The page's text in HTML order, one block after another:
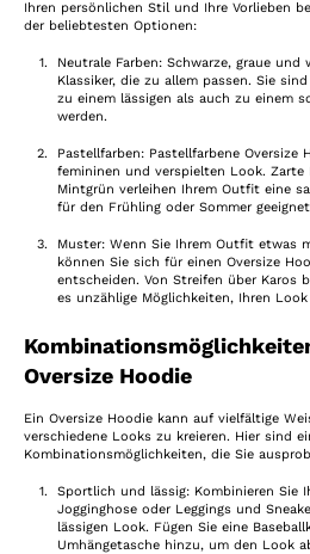
Ihren persönlichen Stil und Ihre Vorlieben
der beliebtesten Optionen:
Neutrale Farben: Schwarze, graue
Klassiker, die zu allem passen. Sie
zu einem lässigen als auch zu einem
werden.
Pastellfarben: Pastellfarbene Oversize
femininen und verspielten Look. Zarte
Mintgrün verleihen Ihrem Outfit eine
für den Frühling oder Sommer
Muster: Wenn Sie Ihrem Outfit etwas
können Sie sich für einen Oversize
entscheiden. Von Streifen über Karos
es unzählige Möglichkeiten, Ihren
Oversize Hoodie
Ein Oversize Hoodie kann auf vielfältige
verschiedene Looks zu kreieren. Hier sind
Kombinationsmöglichkeiten, die Sie
Sportlich und lässig: Kombinieren Sie
Jogginghose oder Leggings und
lässigen Look. Fügen Sie eine
Umhängetasche hinzu, um den Look